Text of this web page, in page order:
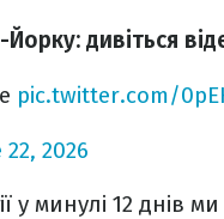
дивіться
pic.twitter.com/
22, 2026
минулі 12 днів